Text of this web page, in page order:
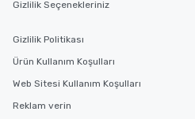
Gizlilik Seçenekleriniz
Gizlilik Politikası
Ürün Kullanım Koşulları
Web Sitesi Kullanım Koşulları
Reklam verin